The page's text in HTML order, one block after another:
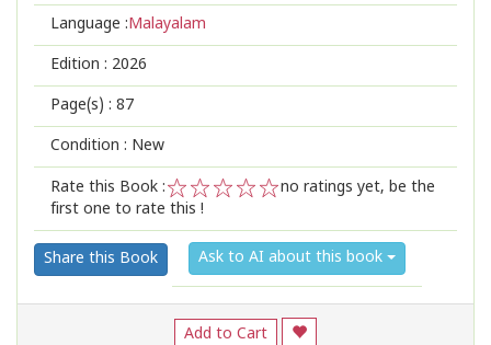
Language :Malayalam
Edition : 2026
Page(s) : 87
Condition : New
Rate this Book :
2
1
no ratings yet, be the
first one to rate this !
Share this Book Ask to AI about this book
Add to Cart